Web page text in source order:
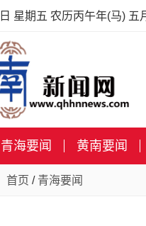
星期五 农历丙午年(马) 五
青海要闻 黄南要闻
首页 / 青海要闻